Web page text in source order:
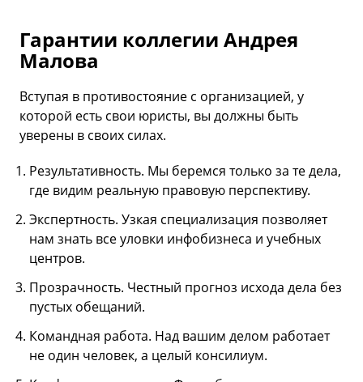
Гарантии коллегии Андрея
Малова
Вступая в противостояние с организацией, у
которой есть свои юристы, вы должны быть
уверены в своих силах.
Результативность. Мы беремся только за те дела,
где видим реальную правовую перспективу.
Экспертность. Узкая специализация позволяет
нам знать все уловки инфобизнеса и учебных
центров.
Прозрачность. Честный прогноз исхода дела без
пустых обещаний.
Командная работа. Над вашим делом работает
не один человек, а целый консилиум.